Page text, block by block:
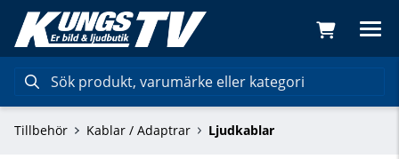
Tillbehör Kablar / Adaptrar Ljudkablar